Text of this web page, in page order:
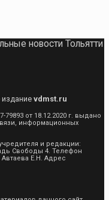
новости Тольятти
vdmst.ru
от 18.12.2020 г. выдано
информационных
и редакции:
Свободы 4. Телефон
Автаева Е.Н. Адрес